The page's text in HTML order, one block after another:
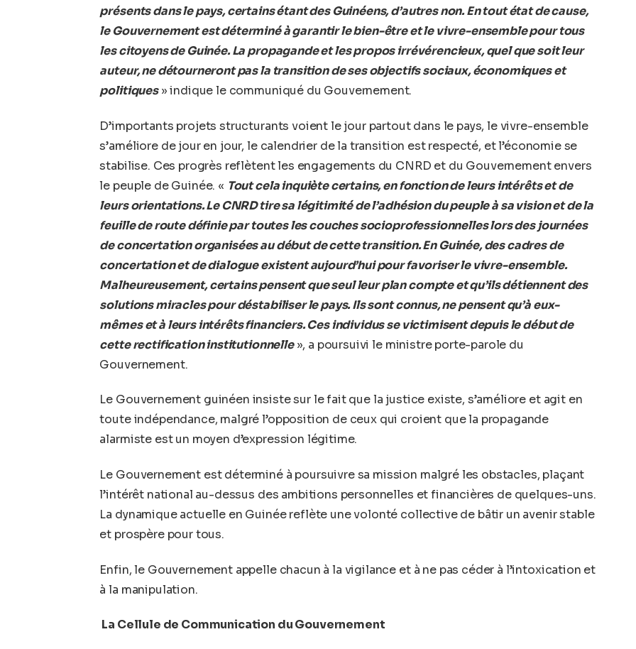
présents dans le pays, certains étant des Guinéens, d’autres non. En tout état de cause,
le Gouvernement est déterminé à garantir le bien-être et le vivre-ensemble pour tous
les citoyens de Guinée. La propagande et les propos irrévérencieux, quel que soit leur
auteur, ne détourneront pas la transition de ses objectifs sociaux, économiques et
politiques» indique le communiqué du Gouvernement.
D’importants projets structurants voient le jour partout dans le pays, le vivre-ensemble
s’améliore de jour en jour, le calendrier de la transition est respecté, et l’économie se
stabilise. Ces progrès reflètent les engagements du CNRD et du Gouvernement envers
le peuple de Guinée. « Tout cela inquiète certains, en fonction de leurs intérêts et de
leurs orientations. Le CNRD tire sa légitimité de l’adhésion du peuple à sa vision et de la
feuille de route définie par toutes les couches socioprofessionnelles lors des journées
de concertation organisées au début de cette transition. En Guinée, des cadres de
concertation et de dialogue existent aujourd’hui pour favoriser le vivre-ensemble.
Malheureusement, certains pensent que seul leur plan compte et qu’ils détiennent des
solutions miracles pour déstabiliser le pays. Ils sont connus, ne pensent qu’à eux-
mêmes et à leurs intérêts financiers. Ces individus se victimisent depuis le début de
cette rectification institutionnelle», a poursuivi le ministre porte-parole du
Gouvernement.
Le Gouvernement guinéen insiste sur le fait que la justice existe, s’améliore et agit en
toute indépendance, malgré l’opposition de ceux qui croient que la propagande
alarmiste est un moyen d’expression légitime.
Le Gouvernement est déterminé à poursuivre sa mission malgré les obstacles, plaçant
l’intérêt national au-dessus des ambitions personnelles et financières de quelques-uns.
La dynamique actuelle en Guinée reflète une volonté collective de bâtir un avenir stable
et prospère pour tous.
Enfin, le Gouvernement appelle chacun à la vigilance et à ne pas céder à l’intoxication et
à la manipulation.
La Cellule de Communication du Gouvernement